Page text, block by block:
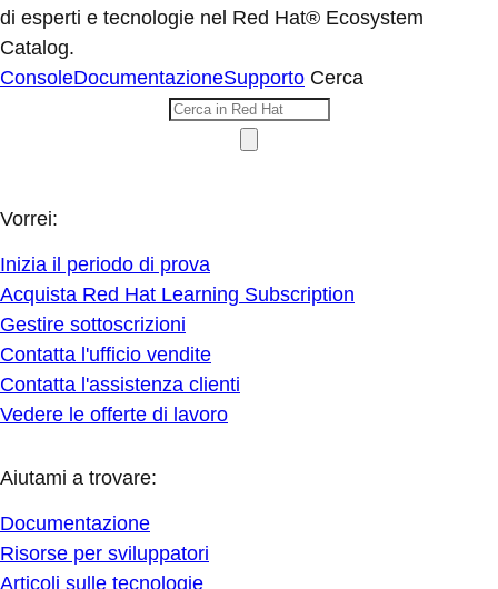
di esperti e tecnologie nel Red Hat® Ecosystem
Catalog.
ConsoleDocumentazioneSupporto Cerca
Vorrei:
Inizia il periodo di prova
Acquista Red Hat Learning Subscription
Gestire sottoscrizioni
Contatta l'ufficio vendite
Contatta l'assistenza clienti
Vedere le offerte di lavoro
Aiutami a trovare:
Documentazione
Risorse per sviluppatori
Articoli sulle tecnologie